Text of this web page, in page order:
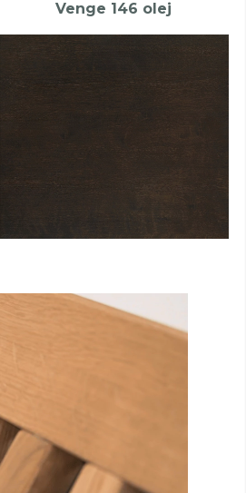
Venge 146 olej